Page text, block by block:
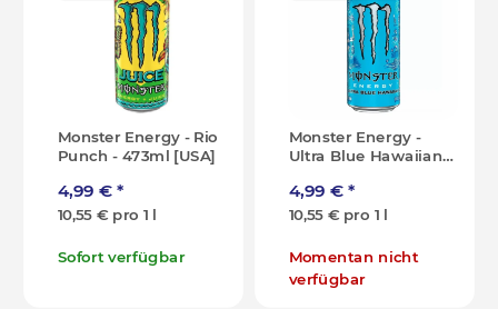
Monster Energy - Rio
Punch - 473ml [USA]
4,99 € *
10,55 € pro 1 l
Sofort verfügbar
Monster Energy -
Ultra Blue Hawaiian
[USA]
4,99 € *
10,55 € pro 1 l
Momentan nicht
verfügbar